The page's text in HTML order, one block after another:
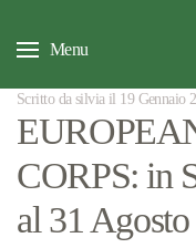
Menu
Scritto da silvia il 19 Gennaio
CORPS: in
al 31